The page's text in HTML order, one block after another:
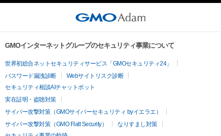
GMOインターネットグループのセキュリティ事業について
世界初総合ネットセキュリティサービス「GMOセキュリティ24」
パスワード漏洩診断
Webサイトリスク診断
セキュリティ相談AIチャットボット
実在証明・盗聴対策
サイバー攻撃対策（GMOサイバーセキュリティ byイエラエ）
サイバー攻撃対策（GMO Flatt Security）
なりすまし対策